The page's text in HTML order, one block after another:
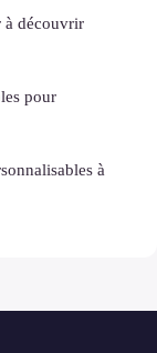
à découvrir
pour
à